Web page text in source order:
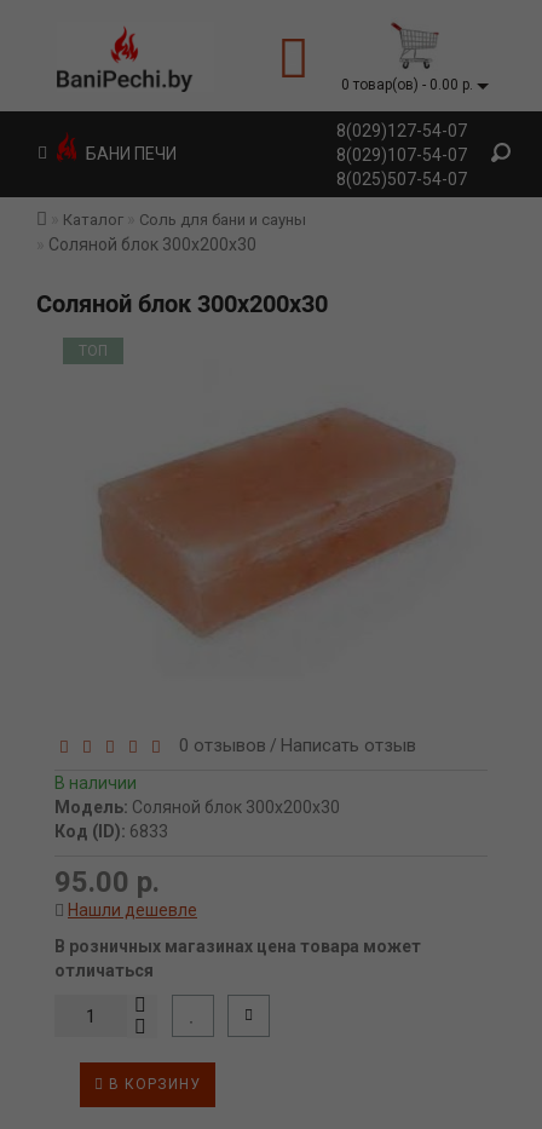
0 товар(ов) - 0.00 р.
8(029)127-54-07
8(029)107-54-07
8(025)507-54-07
БАНИ ПЕЧИ
Каталог Соль для бани и сауны
Соляной блок 300х200х30
Соляной блок 300х200х30
ТОП
0 отзывов / Написать отзыв
В наличии
Модель: Соляной блок 300х200х30
Код (ID): 6833
95.00 р.
Нашли дешевле
В розничных магазинах цена товара может
отличаться
В КОРЗИНУ